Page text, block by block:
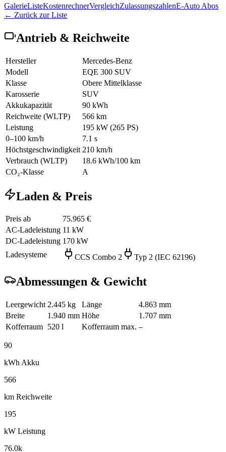
GalerieListeKostenrechnerVergleichZulassungszahlenE-Auto Abos
← Zurück zur Liste
Antrieb & Reichweite
Hersteller
Mercedes-Benz
Modell
EQE 300 SUV
Klasse
Obere Mittelklasse
Karosserie
SUV
Akkukapazität
90 kWh
Reichweite (WLTP)
566 km
Leistung
195 kW (265 PS)
0–100 km/h
7.1 s
Höchstgeschwindigkeit 210 km/h
Verbrauch (WLTP)
18.6 kWh/100 km
CO₂-Klasse
A
Laden & Preis
Preis ab
75.965 €
AC-Ladeleistung 11 kW
DC-Ladeleistung 170 kW
Ladesysteme
CCS Combo 2 Typ 2 (IEC 62196)
Abmessungen & Gewicht
Leergewicht 2.445 kg Länge
4.863 mm
Breite
1.940 mm Höhe
1.707 mm
Kofferraum 520 l Kofferraum max. –
90
kWh Akku
566
km Reichweite
195
kW Leistung
76.0k